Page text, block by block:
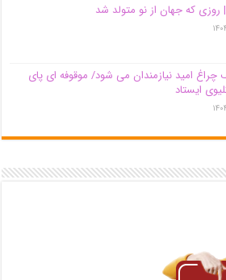
روزی که جهان از نو متولد شد
چراغ امید نیازمندان می شود/ موقوفه ای پای
ایستاد